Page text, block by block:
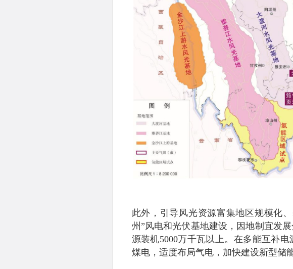
此外，引导风光资源富集地区规模化
州”风电和光伏基地建设，因地制宜发
源装机5000万千瓦以上。在多能互补
煤电，适度布局气电，加快建设新型储